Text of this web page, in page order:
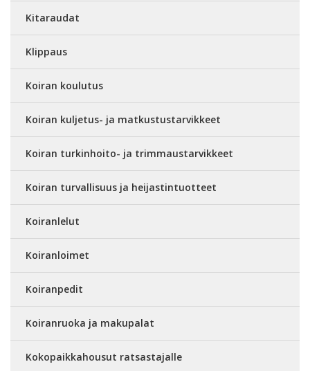
Kitaraudat
Klippaus
Koiran koulutus
Koiran kuljetus- ja matkustustarvikkeet
Koiran turkinhoito- ja trimmaustarvikkeet
Koiran turvallisuus ja heijastintuotteet
Koiranlelut
Koiranloimet
Koiranpedit
Koiranruoka ja makupalat
Kokopaikkahousut ratsastajalle